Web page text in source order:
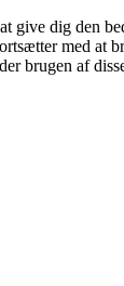
give dig den
med at
brugen af